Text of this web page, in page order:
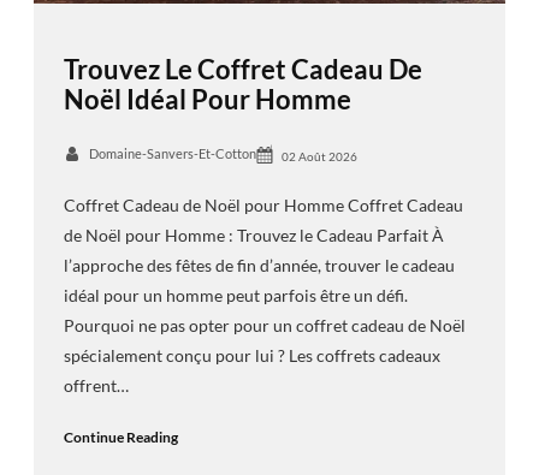
Trouvez Le Coffret Cadeau De
Noël Idéal Pour Homme
Domaine-Sanvers-Et-Cotton 02 Août 2026
Coffret Cadeau de Noël pour Homme Coffret Cadeau
de Noël pour Homme : Trouvez le Cadeau Parfait À
l’approche des fêtes de fin d’année, trouver le cadeau
idéal pour un homme peut parfois être un défi.
Pourquoi ne pas opter pour un coffret cadeau de Noël
spécialement conçu pour lui ? Les coffrets cadeaux
offrent…
Continue Reading